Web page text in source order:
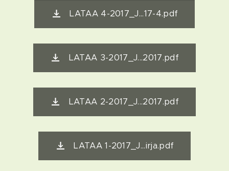
LATAA 4-2017_J...17-4.pdf
LATAA 3-2017_J...2017.pdf
LATAA 2-2017_J...2017.pdf
LATAA 1-2017_J...irja.pdf